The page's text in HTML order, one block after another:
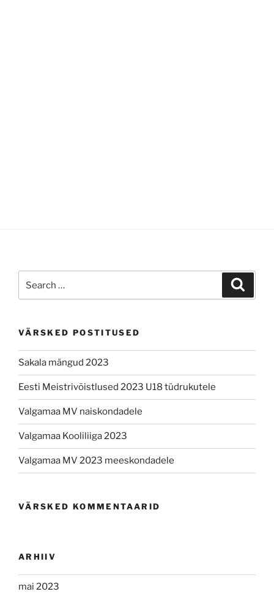
VÄRSKED POSTITUSED
Sakala mängud 2023
Eesti Meistrivõistlused 2023 U18 tüdrukutele
Valgamaa MV naiskondadele
Valgamaa Kooliliiga 2023
Valgamaa MV 2023 meeskondadele
VÄRSKED KOMMENTAARID
ARHIIV
mai 2023